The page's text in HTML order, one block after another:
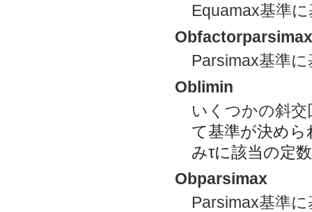
Equamax基準
Obfactorparsimax
Parsimax基準
Oblimin
いくつかの斜
て基準が決め
みτに該当の定
Obparsimax
Parsimax基準